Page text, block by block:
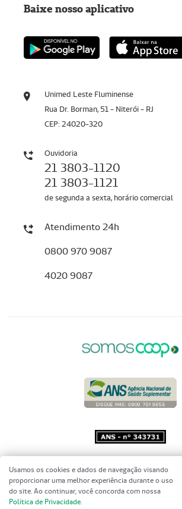
Unimed Leste Fluminense
Rua Dr. Borman, 51 - Niterói - RJ
CEP: 24020-320
Ouvidoria
21 3803-1120
21 3803-1121
de segunda a sexta, horário comercial
Atendimento 24h
0800 970 9087
4020 9087
Baixe nosso aplicativo
Copyright 2001 - 2026 Unimed do
Brasil - Todos os direitos reservados
Usamos os cookies e dados de navegação visando
proporcionar uma melhor experiência durante o uso
do site. Ao continuar, você concorda com nossa
Política de Privacidade.